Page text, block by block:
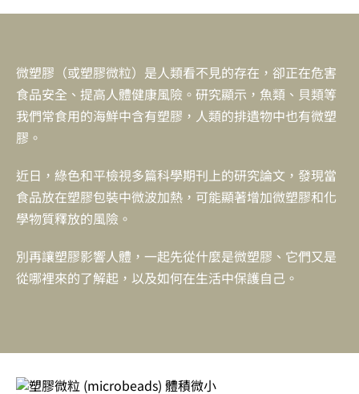
微塑膠（或塑膠微粒）是人類看不見的存在，卻正在危害
食品安全、提高人體健康風險。研究顯示，魚類、貝類等
我們常食用的海鮮中含有塑膠，人類的排遺物中也有微塑
膠。
近日，綠色和平檢視多篇科學期刊上的研究論文，發現當
食品放在塑膠包裝中微波加熱，可能顯著增加微塑膠和化
學物質釋放的風險。
別再讓塑膠影響人體，一起先從什麼是微塑膠、它們又是
從哪裡來的了解起，以及如何在生活中保護自己。